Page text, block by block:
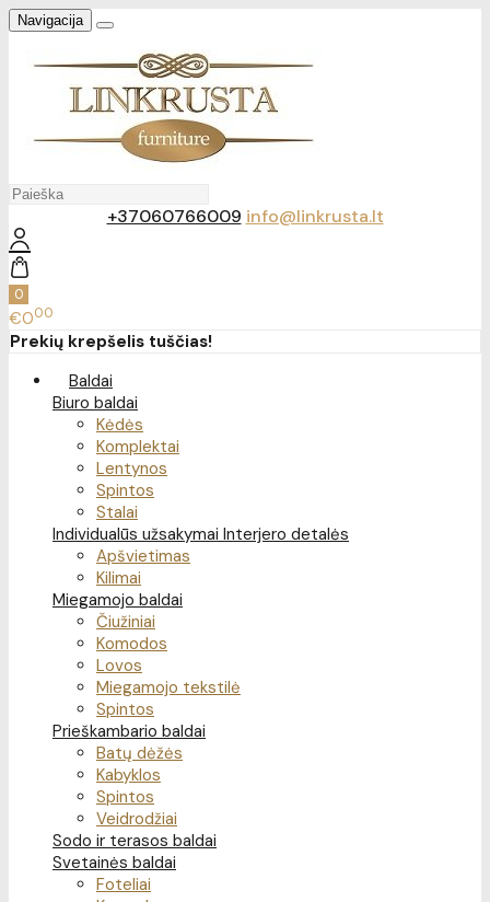
Navigacija
+37060766009 info@linkrusta.lt
0
€000
Prekių krepšelis tuščias!
Baldai
Biuro baldai
Kėdės
Komplektai
Lentynos
Spintos
Stalai
Individualūs užsakymai Interjero detalės
Apšvietimas
Kilimai
Miegamojo baldai
Čiužiniai
Komodos
Lovos
Miegamojo tekstilė
Spintos
Prieškambario baldai
Batų dėžės
Kabyklos
Spintos
Veidrodžiai
Sodo ir terasos baldai
Svetainės baldai
Foteliai